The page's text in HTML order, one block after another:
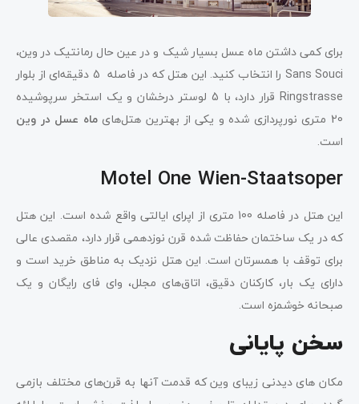
برای کمی داشتن ماه عسل بسیار شیک و در عین حال رمانتیک در وین،
Sans Souci را انتخاب کنید. این هتل که در فاصله 5 دقیقه‌ای از بلوار
Ringstrasse قرار دارد، با 5 لوستر درخشان و یک استخر سرپوشیده
20 متری نورپردازی شده و یکی از بهترین هتل‌های
ماه عسل در وین
است.
Motel One Wien-Staatsoper
این هتل در فاصله 100 متری از اپرای ایالتی واقع شده است. این هتل
که در یک ساختمان حفاظت شده قرن نوزدهمی قرار دارد، مقصدی عالی
برای توقف با همسرتان است. این هتل نزدیک به مناطق خرید است و
دارای یک بار، کارکنان دقیق، اتاق‌های مجلل، وای فای رایگان و یک
صبحانه خوشمزه است.
سخن پایانی
مکان های دیدنی زیبای وین که قدمت آنها به قرن‌های مختلف بازمی